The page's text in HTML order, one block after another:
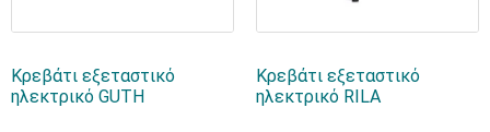
Κρεβάτι εξεταστικό
ηλεκτρικό GUTH
Κρεβάτι εξεταστικό
ηλεκτρικό RILA